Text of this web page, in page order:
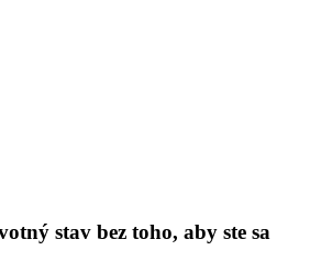
stav bez toho, aby ste sa